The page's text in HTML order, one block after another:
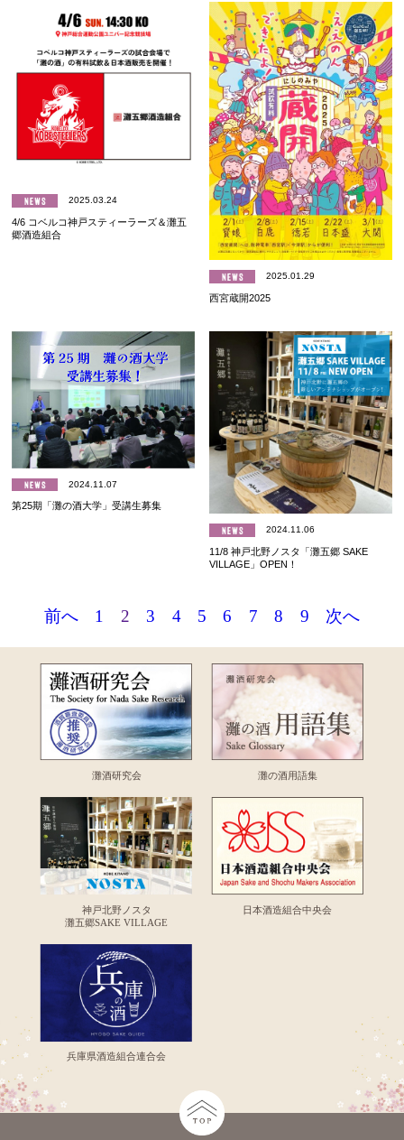
2025.03.24
4/6 コベルコ神戸スティーラーズ＆灘五
郷酒造組合
2025.01.29
西宮蔵開2025
2024.11.07
第25期「灘の酒大学」受講生募集
2024.11.06
11/8 神戸北野ノスタ「灘五郷 SAKE
VILLAGE」OPEN！
前へ 1 2 3 4 5 6 7 8 9 次へ
灘酒研究会 灘の酒用語集
神戸北野ノスタ
灘五郷SAKE VILLAGE
日本酒造組合中央会
兵庫県酒造組合連合会